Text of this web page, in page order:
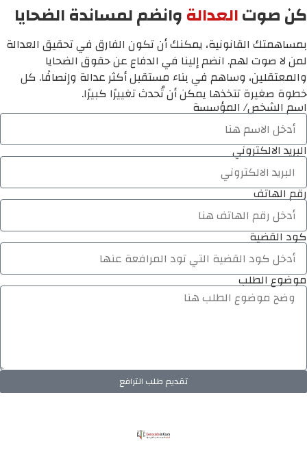
كن صوتالعدالةوانضم لمساندة الضحايا
بمساهمتك القانونية، يمكنك أن تكون الفارق في تحقيق العدالة
لمن لا صوت لهم. انضم إلينا في الدفاع عن حقوق الضحايا
والمعتقلين، وساهم في بناء مستقبل أكثر عدالة وإنصافًا. كل
خطوة صغيرة تتخذها يمكن أن تُحدث تغييرًا كبيرًا.
اسم الشخص/ المؤسسة
البريد الالكتروني
رقم الهاتف
كود القضية
موضوع الطلب
تقديم طلب الترافع